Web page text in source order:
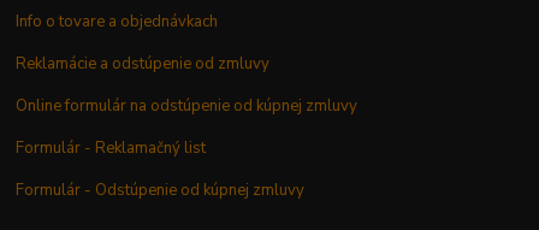
Info o tovare a objednávkach
Reklamácie a odstúpenie od zmluvy
Online formulár na odstúpenie od kúpnej zmluvy
Formulár - Reklamačný list
Formulár - Odstúpenie od kúpnej zmluvy